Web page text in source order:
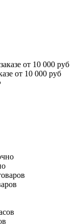
от 10 000 руб